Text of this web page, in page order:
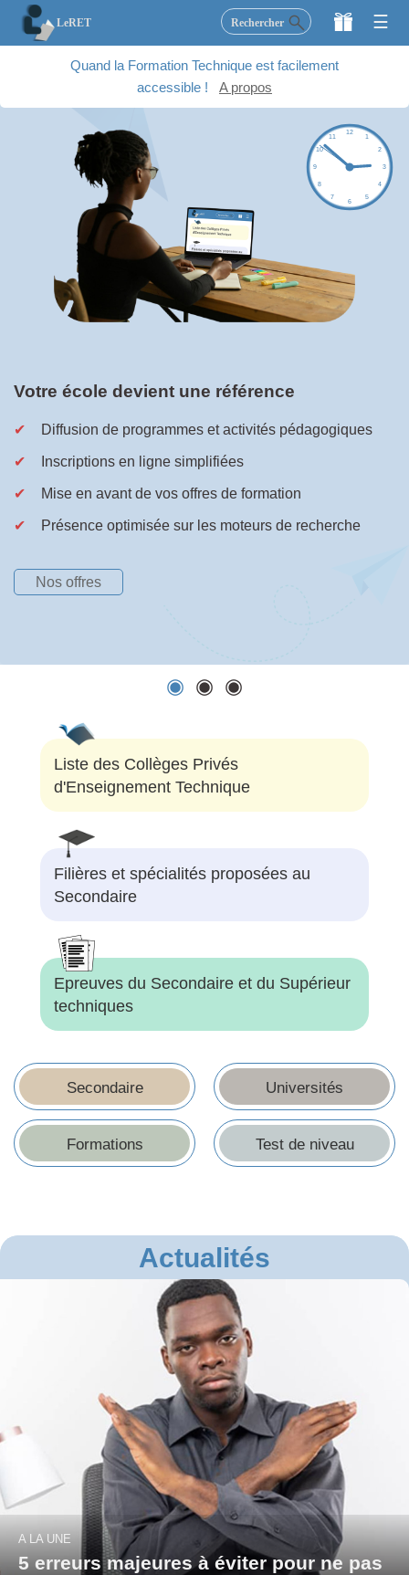
LeRET Rechercher ☰
LeRET ×
Secondaire
Activités
Blog
Quand la Formation Technique est facilement
accessible !
A propos
Votre école devient une référence
✔ Diffusion de programmes et activités pédagogiques
✔ Inscriptions en ligne simplifiées
✔ Mise en avant de vos offres de formation
✔ Présence optimisée sur les moteurs de recherche
Nos offres
Liste des Collèges Privés
d'Enseignement Technique
Filières et spécialités proposées au
Secondaire
Epreuves du Secondaire et du Supérieur
techniques
Secondaire Universités
Formations Test de niveau
Actualités
A LA UNE
5 erreurs majeures à éviter pour ne pas